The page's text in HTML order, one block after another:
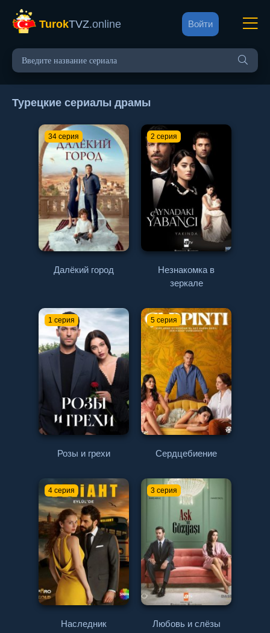
TurokTVZ.online Войти
Турецкие сериалы драмы
34 серия
Далёкий город
2 серия
Незнакомка в
зеркале
1 серия
Розы и грехи
5 серия
Сердцебиение
4 серия
Наследник
3 серия
Любовь и слёзы